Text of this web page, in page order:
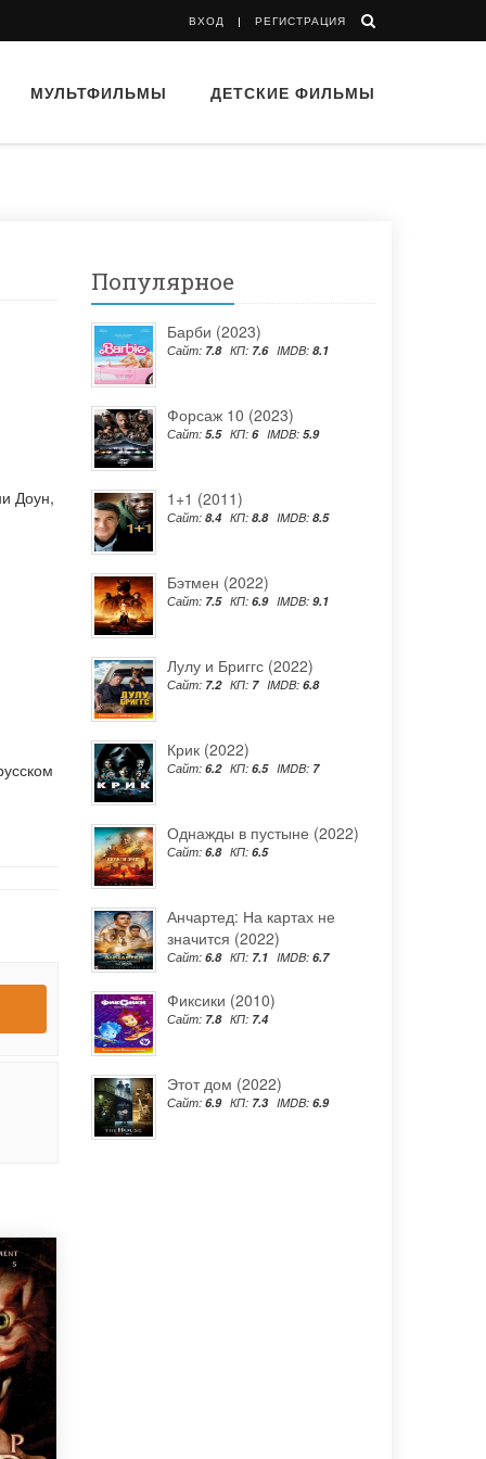
ВХОД РЕГИСТРАЦИЯ
МУЛЬТФИЛЬМЫ ДЕТСКИЕ ФИЛЬМЫ
Доун,
Популярное
Барби (2023)
Сайт: 7.8 КП: 7.6 IMDB: 8.1
Форсаж 10 (2023)
Сайт: 5.5 КП: 6 IMDB: 5.9
1+1 (2011)
Сайт: 8.4 КП: 8.8 IMDB: 8.5
Бэтмен (2022)
Сайт: 7.5 КП: 6.9 IMDB: 9.1
Лулу и Бриггс (2022)
Сайт: 7.2 КП: 7 IMDB: 6.8
Крик (2022)
Сайт: 6.2 КП: 6.5 IMDB: 7
Однажды в пустыне (2022)
Сайт: 6.8 КП: 6.5
Анчартед: На картах не
значится (2022)
Сайт: 6.8 КП: 7.1 IMDB: 6.7
Фиксики (2010)
Сайт: 7.8 КП: 7.4
Этот дом (2022)
Сайт: 6.9 КП: 7.3 IMDB: 6.9